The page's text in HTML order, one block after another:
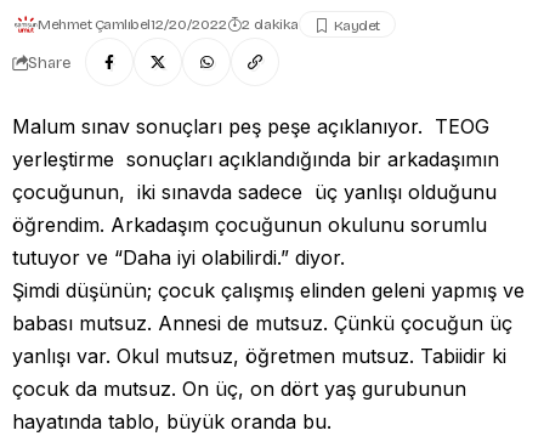
Mehmet Çamlıbel12/20/2022 2 dakika
Share
Malum sınav sonuçları peş peşe açıklanıyor. TEOG
yerleştirme sonuçları açıklandığında bir arkadaşımın
çocuğunun, iki sınavda sadece üç yanlışı olduğunu
öğrendim. Arkadaşım çocuğunun okulunu sorumlu
tutuyor ve “Daha iyi olabilirdi.” diyor.
Şimdi düşünün; çocuk çalışmış elinden geleni yapmış ve
babası mutsuz. Annesi de mutsuz. Çünkü çocuğun üç
yanlışı var. Okul mutsuz, öğretmen mutsuz. Tabiidir ki
çocuk da mutsuz. On üç, on dört yaş gurubunun
hayatında tablo, büyük oranda bu.